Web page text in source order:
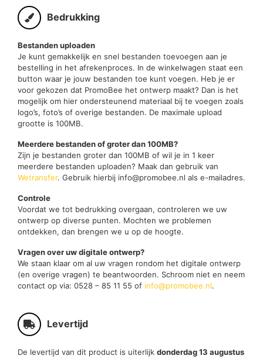
Bedrukking
Bestanden uploaden
Je kunt gemakkelijk en snel bestanden toevoegen aan je
bestelling in het afrekenproces. In de winkelwagen staat een
button waar je jouw bestanden toe kunt voegen. Heb je er
voor gekozen dat PromoBee het ontwerp maakt? Dan is het
mogelijk om hier ondersteunend materiaal bij te voegen zoals
logo’s, foto’s of overige bestanden. De maximale upload
grootte is 100MB.
Meerdere bestanden of groter dan 100MB?
Zijn je bestanden groter dan 100MB of wil je in 1 keer
meerdere bestanden uploaden? Maak dan gebruik van
Wetransfer. Gebruik hierbij info@promobee.nl als e-mailadres.
Controle
Voordat we tot bedrukking overgaan, controleren we uw
ontwerp op diverse punten. Mochten we problemen
ontdekken, dan brengen we u op de hoogte.
Vragen over uw digitale ontwerp?
We staan klaar om al uw vragen rondom het digitale ontwerp
(en overige vragen) te beantwoorden. Schroom niet en neem
contact op via: 0528 – 85 11 55 of info@promobee.nl.
Levertijd
De levertijd van dit product is uiterlijk donderdag 13 augustus